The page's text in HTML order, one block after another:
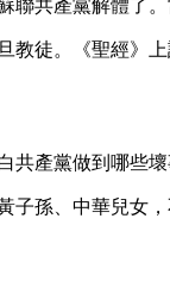
共產黨解體了
徒。《聖經》
產黨做到哪些
孫、中華兒女